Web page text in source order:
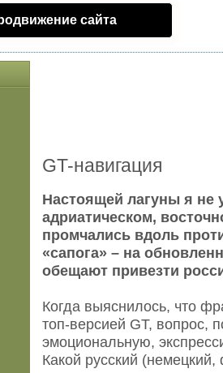
сайта
GT-навигация
Настоящей лагуны я не
адриатическом,
промчались вдоль
«сапога» – на
обещают привезти
Когда выяснилось, что
топ-версией GT, вопрос,
эмоциональную,
Какой русский